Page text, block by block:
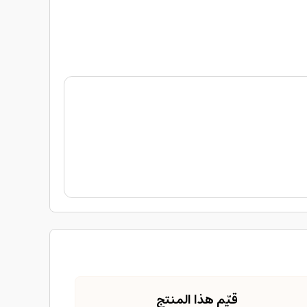
قيّم هذا المنتج